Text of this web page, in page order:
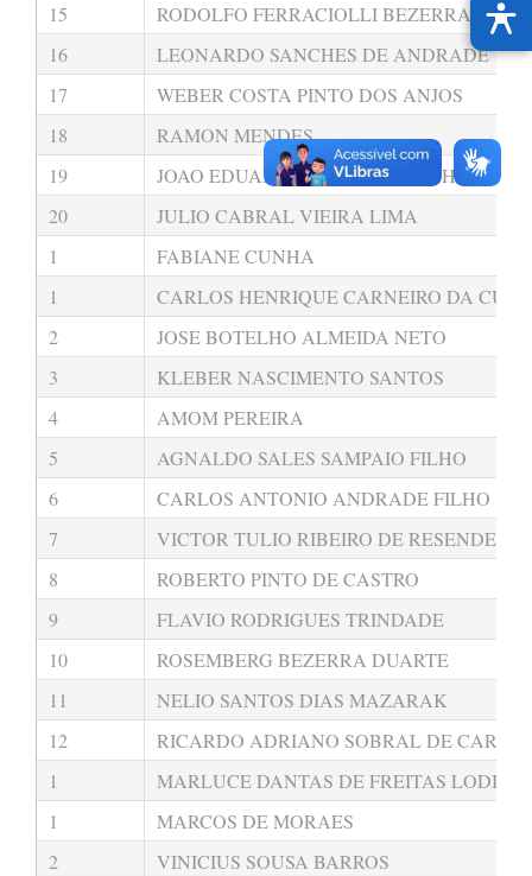
15
RODOLFO FERRACIOLLI BEZERRA
16
LEONARDO SANCHES DE ANDRADE
17
WEBER COSTA PINTO DOS ANJOS
18
RAMON MENDES
19
JOAO EDUARDO MEDINA COELHO
20
JULIO CABRAL VIEIRA LIMA
1
FABIANE CUNHA
1
CARLOS HENRIQUE CARNEIRO DA
2
JOSE BOTELHO ALMEIDA NETO
3
KLEBER NASCIMENTO SANTOS
4
AMOM PEREIRA
5
AGNALDO SALES SAMPAIO FILHO
6
CARLOS ANTONIO ANDRADE FILHO
7
VICTOR TULIO RIBEIRO DE RESENDE
8
ROBERTO PINTO DE CASTRO
9
FLAVIO RODRIGUES TRINDADE
10
ROSEMBERG BEZERRA DUARTE
11
NELIO SANTOS DIAS MAZARAK
12
RICARDO ADRIANO SOBRAL DE
1
MARLUCE DANTAS DE FREITAS LODI
1
MARCOS DE MORAES
2
VINICIUS SOUSA BARROS